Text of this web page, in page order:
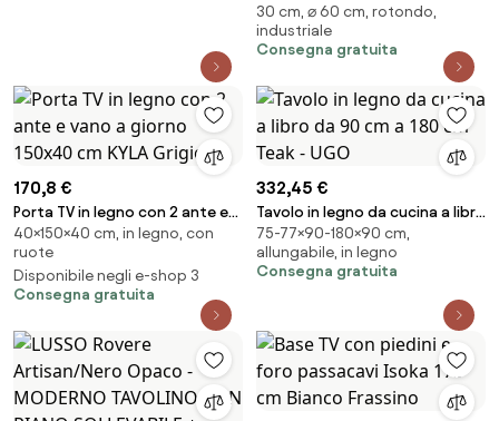
base in metallo Nero e piano in
vetro Bronzo
30 cm, ⌀ 60 cm, rotondo,
industriale
Consegna gratuita
170,8 €
Porta TV in legno con 2 ante e
vano a giorno 150x40 cm KYLA
Grigio
40×150×40 cm, in legno, con
ruote
Disponibile negli e-shop 3
Consegna gratuita
332,45 €
Tavolo in legno da cucina a libro
da 90 cm a 180 cm Teak - UGO
75-77×90-180×90 cm,
allungabile, in legno
Consegna gratuita